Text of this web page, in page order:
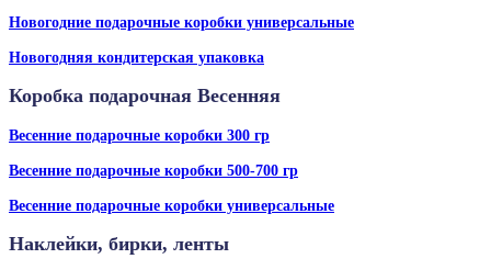
Новогодние подарочные коробки универсальные
Новогодняя кондитерская упаковка
Коробка подарочная Весенняя
Весенние подарочные коробки 300 гр
Весенние подарочные коробки 500-700 гр
Весенние подарочные коробки универсальные
Наклейки, бирки, ленты